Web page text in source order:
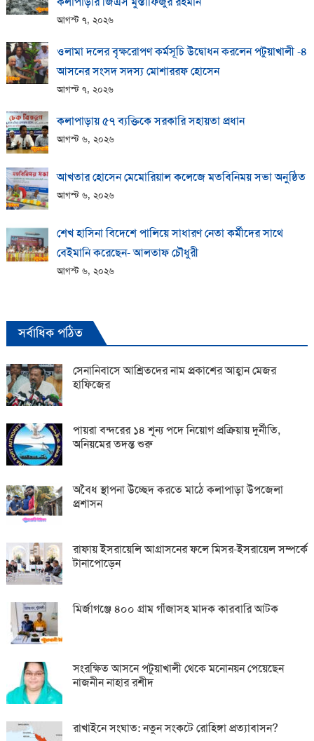
আগস্ট ৭, ২০২৬
ওলামা দলের বৃক্ষরোপণ কর্মসূচি উদ্বোধন করলেন পটুয়াখালী -৪
আসনের সংসদ সদস্য মোশাররফ হোসেন
আগস্ট ৭, ২০২৬
কলাপাড়ায় ​৫৭ ব্যক্তিকে সরকারি সহায়তা প্রধান
আগস্ট ৬, ২০২৬
আখতার হোসেন মেমোরিয়াল কলেজে মতবিনিময় সভা অনুষ্ঠিত
আগস্ট ৬, ২০২৬
শেখ হাসিনা বিদেশে পালিয়ে সাধারণ নেতা কর্মীদের সাথে
বেইমানি করেছেন- আলতাফ চৌধুরী
আগস্ট ৬, ২০২৬
সর্বাধিক পঠিত
সেনানিবাসে আশ্রিতদের নাম প্রকাশের আহ্বান মেজর
হাফিজের
পায়রা বন্দরের ১৪ শূন্য পদে নিয়োগ প্রক্রিয়ায় দুর্নীতি,
অনিয়মের তদন্ত শুরু
অবৈধ স্থাপনা উচ্ছেদ করতে মাঠে কলাপাড়া উপজেলা
প্রশাসন
রাফায় ইসরায়েলি আগ্রাসনের ফলে মিসর-ইসরায়েল সম্পর্কে
টানাপোড়েন
মির্জাগঞ্জে ৪০০ গ্রাম গাঁজাসহ মাদক কারবারি আটক
সংরক্ষিত আসনে পটুয়াখালী থেকে মনোনয়ন পেয়েছেন
নাজনীন নাহার রশীদ
রাখাইনে সংঘাত: নতুন সংকটে রোহিঙ্গা প্রত্যাবাসন?